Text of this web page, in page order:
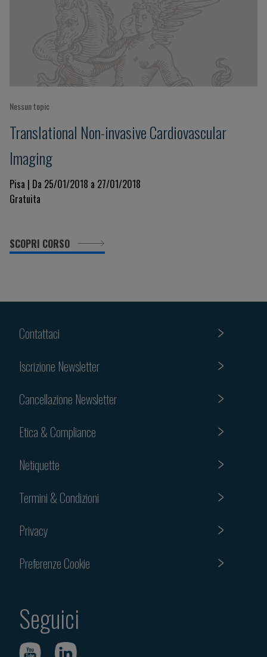
Nessun topic
Translational Non-invasive Cardiovascular
Imaging
Pisa | Da 25/01/2018 a 27/01/2018
Gratuita
SCOPRI CORSO
Contattaci
Iscrizione Newsletter
Cancellazione Newsletter
Etica & Compliance
Netiquette
Termini & Condizioni
Privacy
Preferenze Cookie
Seguici